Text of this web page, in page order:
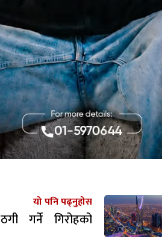
यो पनि पढ्नुहोस
गर्ने गिरोहको